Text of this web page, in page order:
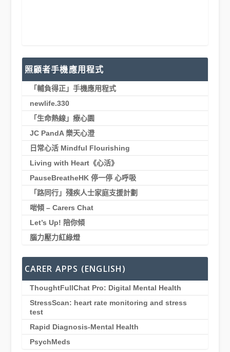
照顧者手機應用程式
「輔負得正」手機應用程式
newlife.330
「生命熱線」療心園
JC PandA 樂天心澄
日常心活 Mindful Flourishing
Living with Heart《心活》
PauseBreatheHK 停一停 心呼吸
「路同行」殘疾人士家庭支援計劃
啱傾 – Carers Chat
Let’s Up! 陪你傾
腦力壓力紅綠燈
CARER APPS (ENGLISH)
ThoughtFullChat Pro: Digital Mental Health
StressScan: heart rate monitoring and stress
test
Rapid Diagnosis-Mental Health
PsychMeds